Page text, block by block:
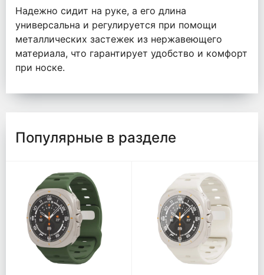
Надежно сидит на руке, а его длина
универсальна и регулируется при помощи
металлических застежек из нержавеющего
материала, что гарантирует удобство и комфорт
при носке.
Популярные в разделе